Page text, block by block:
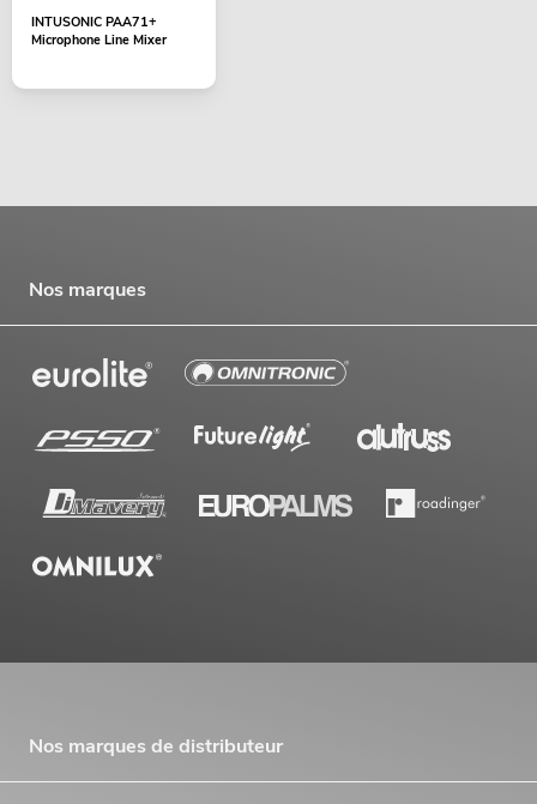
INTUSONIC PAA71+
Microphone Line Mixer
Nos marques
Nos marques de distributeur